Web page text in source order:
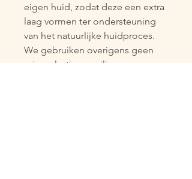
eigen huid, zodat deze een extra
laag vormen ter ondersteuning
van het natuurlijke huidproces.
We gebruiken overigens geen
microplastics en siliconen voor